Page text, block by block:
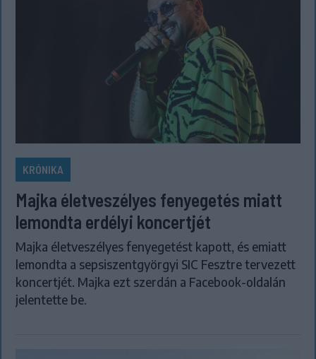
KRÓNIKA
Majka életveszélyes fenyegetés miatt
lemondta erdélyi koncertjét
Majka életveszélyes fenyegetést kapott, és emiatt
lemondta a sepsiszentgyörgyi SIC Fesztre tervezett
koncertjét. Majka ezt szerdán a Facebook-oldalán
jelentette be.